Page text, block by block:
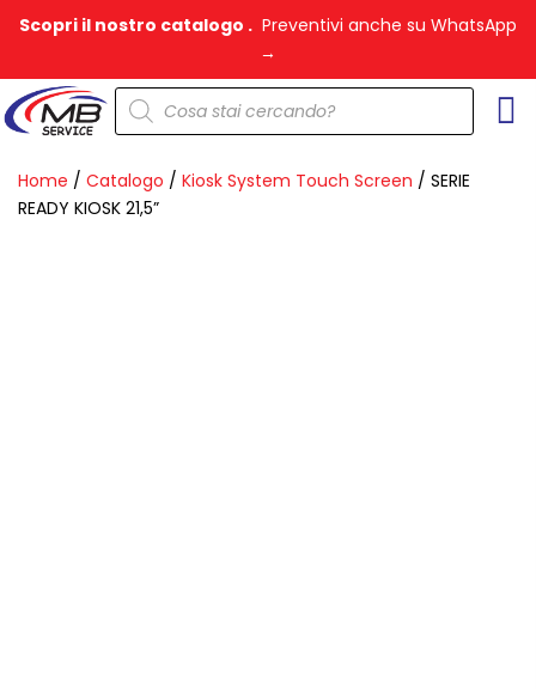
VaiScopri il nostro catalogo . Preventivi anche su WhatsApp
→
Products
search
Home / Catalogo / Kiosk System Touch Screen / SERIE
READY KIOSK 21,5”